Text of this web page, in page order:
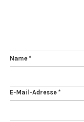
Name *
E-Mail-Adresse *